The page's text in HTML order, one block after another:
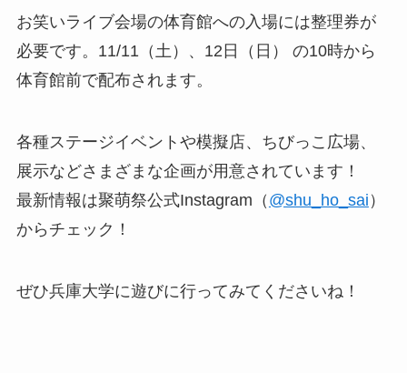
お笑いライブ会場の体育館への入場には整理券が
必要です。11/11（土）、12日（日） の10時から
体育館前で配布されます。
各種ステージイベントや模擬店、ちびっこ広場、
展示などさまざまな企画が用意されています！
最新情報は聚萌祭公式Instagram（ @shu_ho_sai ）
からチェック！
ぜひ兵庫大学に遊びに行ってみてくださいね！